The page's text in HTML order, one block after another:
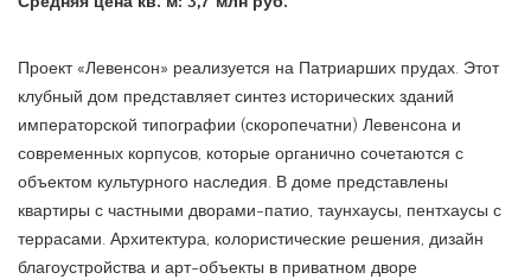
Проект «Левенсон» реализуется на Патриарших прудах. Этот
клубный дом представляет синтез исторических зданий
императорской типографии (скоропечатни) Левенсона и
современных корпусов, которые органично сочетаются с
объектом культурного наследия. В доме представлены
квартиры с частными дворами-патио, таунхаусы, пентхаусы с
террасами. Архитектура, колористические решения, дизайн
благоустройства и арт-объекты в приватном дворе